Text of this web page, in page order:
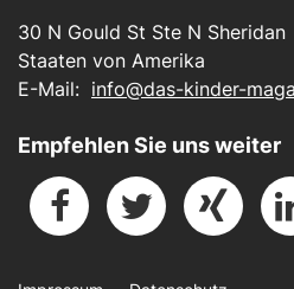
30 N Gould St Ste N
Staaten von Amerika
E-Mail: info@das-kinder-
Empfehlen Sie uns weiter